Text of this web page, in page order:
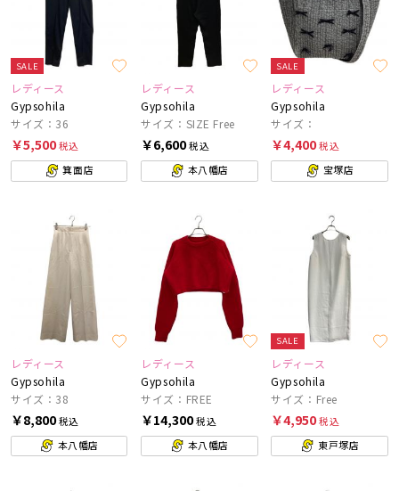
SALE
レディース
Gypsohila
サイズ：36
￥5,500税込
箕面店
レディース
Gypsohila
サイズ：SIZE Free
￥6,600税込
本八幡店
SALE
レディース
Gypsohila
サイズ：
￥4,400税込
宝塚店
レディース
Gypsohila
サイズ：38
￥8,800税込
本八幡店
レディース
Gypsohila
サイズ：FREE
￥14,300税込
本八幡店
SALE
レディース
Gypsohila
サイズ：Free
￥4,950税込
東戸塚店